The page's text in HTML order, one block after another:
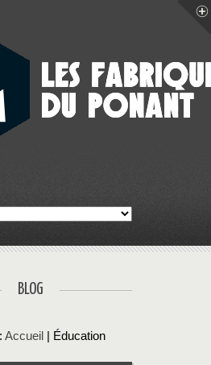
BLOG
Accueil | Éducation